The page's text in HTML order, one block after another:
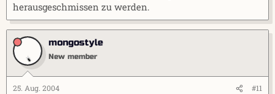
herausgeschmissen zu werden.
mongostyle
New member
25. Aug. 2004 #11